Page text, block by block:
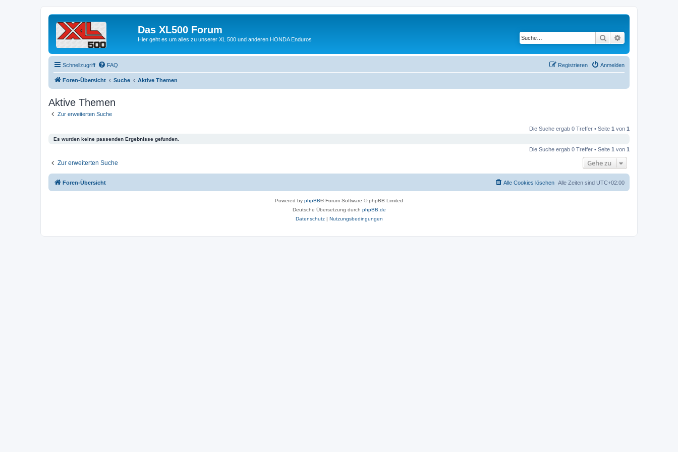
Das XL500 Forum
Hier geht es um alles zu unserer XL 500 und anderen HONDA Enduros Suche
Schnellzugriff FAQ Anmelden
Registrieren
Foren-Übersicht Suche Aktive Themen
Aktive Themen
Zur erweiterten Suche
Die Suche ergab 0 Treffer • Seite 1 von 1
Es wurden keine passenden Ergebnisse gefunden.
Die Suche ergab 0 Treffer • Seite 1 von 1
Zur erweiterten Suche Gehe zu
Foren-Übersicht Alle Zeiten sind UTC+02:00
Alle Cookies löschen
Powered by phpBB® Forum Software © phpBB Limited
Deutsche Übersetzung durch phpBB.de
Datenschutz| Nutzungsbedingungen